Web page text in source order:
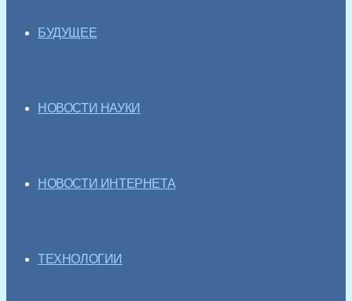
БУДУЩЕЕ
НОВОСТИ НАУКИ
НОВОСТИ ИНТЕРНЕТА
ТЕХНОЛОГИИ